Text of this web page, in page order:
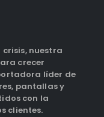
crisis, nuestra
crecer
líder de
pantallas y
con la
clientes.